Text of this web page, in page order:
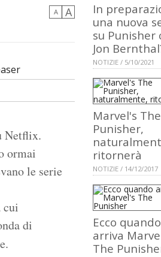
A A
Netflix.
ormai
le serie
cui
di
In
una nuova
su Punisher
Jon
NOTIZIE / 5/10/2021
Marvel's The
Punisher,
ritornerà
NOTIZIE / 14/12/2017
Ecco quando
arriva
The